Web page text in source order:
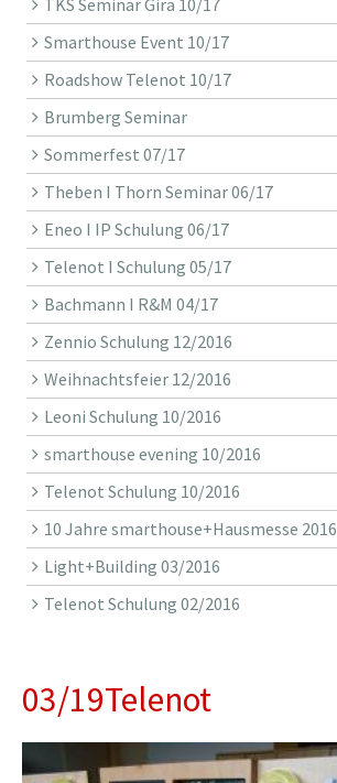
TKS Seminar Gira 10/17
Smarthouse Event 10/17
Roadshow Telenot 10/17
Brumberg Seminar
Sommerfest 07/17
Theben I Thorn Seminar 06/17
Eneo I IP Schulung 06/17
Telenot I Schulung 05/17
Bachmann I R&M 04/17
Zennio Schulung 12/2016
Weihnachtsfeier 12/2016
Leoni Schulung 10/2016
smarthouse evening 10/2016
Telenot Schulung 10/2016
10 Jahre smarthouse+Hausmesse 2016
Light+Building 03/2016
Telenot Schulung 02/2016
03/19Telenot